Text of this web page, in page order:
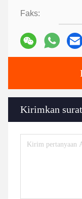
Faks:
Kirimkan